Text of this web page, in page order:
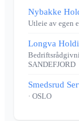
Nybakke
Utleie av egen
Longva
SANDEFJORD
Smedsrud
· OSLO